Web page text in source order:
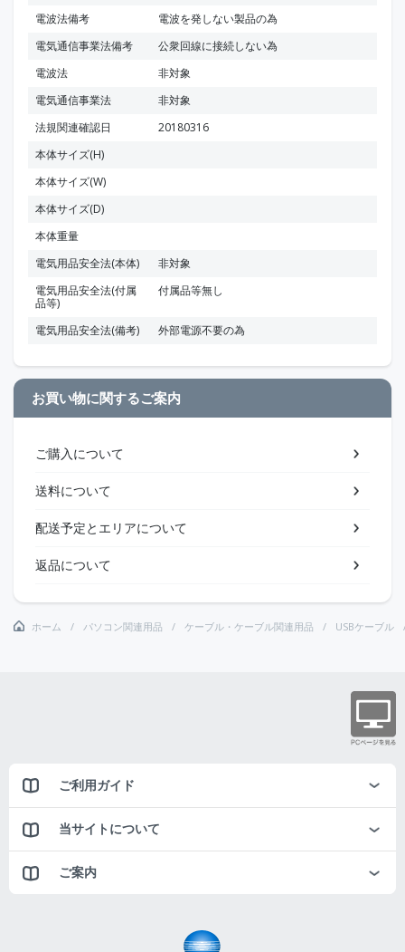
電波法備考
電波を発しない製品の為
電気通信事業法備考
公衆回線に接続しない為
電波法
非対象
電気通信事業法
非対象
法規関連確認日
20180316
本体サイズ(H)
本体サイズ(W)
本体サイズ(D)
本体重量
電気用品安全法(本体)
非対象
電気用品安全法(付属
品等)
付属品等無し
電気用品安全法(備考) 外部電源不要の為
お買い物に関するご案内
ご購入について
送料について
配送予定とエリアについて
返品について
ホーム パソコン関連用品 ケーブル・ケーブル関連用品 USBケーブル
ご利用ガイド
当サイトについて
ご案内